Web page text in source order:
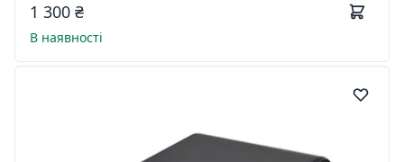
1 300 ₴
В наявності